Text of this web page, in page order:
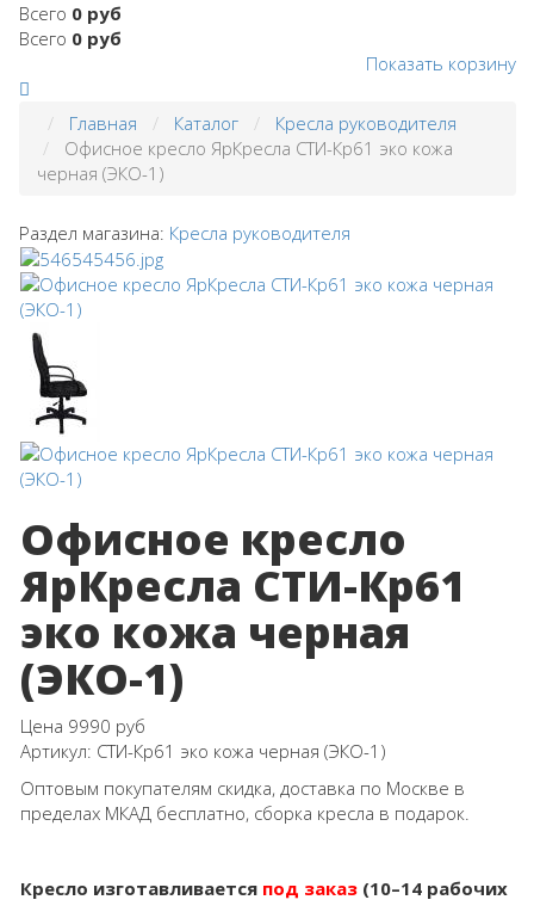
Всего 0 руб
Всего 0 руб
Показать корзину
Главная Каталог
Кресла руководителя
Офисное кресло ЯрКресла СТИ-Кр61 эко кожа
черная (ЭКО-1)
Раздел магазина: Кресла руководителя
Офисное кресло
ЯрКресла СТИ-Кр61
эко кожа черная
(ЭКО-1)
Цена 9990 руб
Артикул: СТИ-Кр61 эко кожа черная (ЭКО-1)
Оптовым покупателям скидка, доставка по Москве в
пределах МКАД бесплатно, сборка кресла в подарок.
Кресло изготавливается под заказ (10–14 рабочих